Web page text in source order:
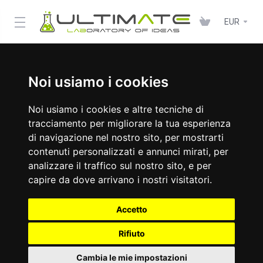
Noi usiamo i cookies
Noi usiamo i cookies e altre tecniche di
tracciamento per migliorare la tua esperienza
di navigazione nel nostro sito, per mostrarti
contenuti personalizzati e annunci mirati, per
analizzare il traffico sul nostro sito, e per
capire da dove arrivano i nostri visitatori.
Accetto
Rifiuto
Cambia le mie impostazioni
EUR